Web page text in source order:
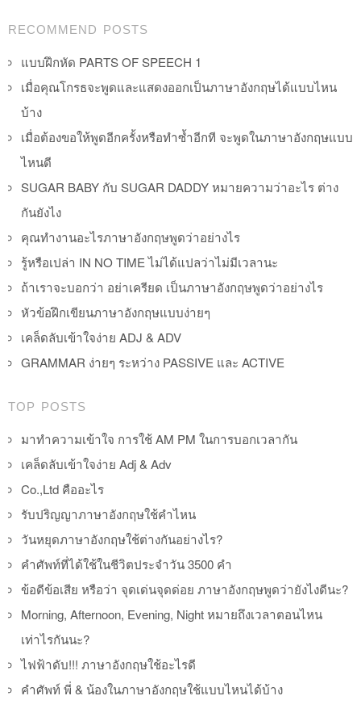
Post navigation
RECOMMEND POSTS
แบบฝึกหัด PARTS OF SPEECH 1
เมื่อคุณโกรธจะพูดและแสดงออกเป็นภาษาอังกฤษได้แบบไหน
บ้าง
เมื่อต้องขอให้พูดอีกครั้งหรือทำซ้ำอีกที จะพูดในภาษาอังกฤษแบบ
ไหนดี
SUGAR BABY กับ SUGAR DADDY หมายความว่าอะไร ต่าง
กันยังไง
คุณทำงานอะไรภาษาอังกฤษพูดว่าอย่างไร
รู้หรือเปล่า IN NO TIME ไม่ได้แปลว่าไม่มีเวลานะ
ถ้าเราจะบอกว่า อย่าเครียด เป็นภาษาอังกฤษพูดว่าอย่างไร
หัวข้อฝึกเขียนภาษาอังกฤษแบบง่ายๆ
เคล็ดลับเข้าใจง่าย ADJ & ADV
GRAMMAR ง่ายๆ ระหว่าง PASSIVE และ ACTIVE
TOP POSTS
มาทำความเข้าใจ การใช้ AM PM ในการบอกเวลากัน
เคล็ดลับเข้าใจง่าย Adj & Adv
Co.,Ltd คืออะไร
รับปริญญาภาษาอังกฤษใช้คำไหน
วันหยุดภาษาอังกฤษใช้ต่างกันอย่างไร?
คำศัพท์ที่ได้ใช้ในชีวิตประจำวัน 3500 คำ
ข้อดีข้อเสีย หรือว่า จุดเด่นจุดด่อย ภาษาอังกฤษพูดว่ายังไงดีนะ?
Morning, Afternoon, Evening, Night หมายถึงเวลาตอนไหน
เท่าไรกันนะ?
ไฟฟ้าดับ!!! ภาษาอังกฤษใช้อะไรดี
คำศัพท์ พี่ & น้องในภาษาอังกฤษใช้แบบไหนได้บ้าง